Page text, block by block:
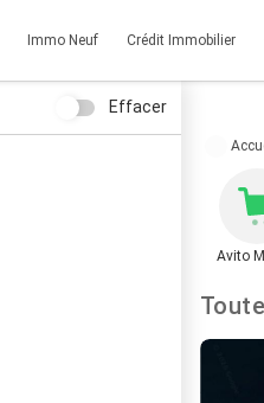
Immo Neuf Crédit Immobilier
Effacer
Avito